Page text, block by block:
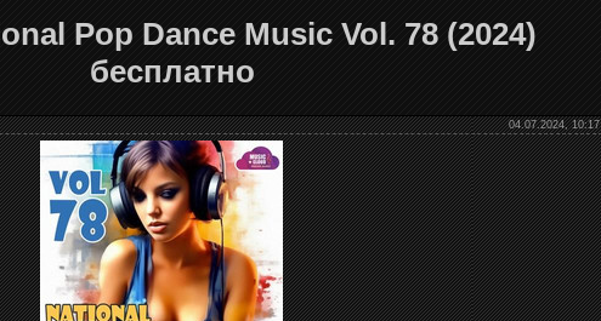
Pop Dance Music Vol. 78 (2024)
бесплатно
04.07.2024, 10:17